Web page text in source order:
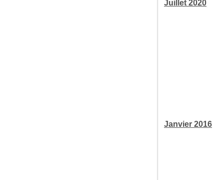
Janvier 2016
Juillet 2020